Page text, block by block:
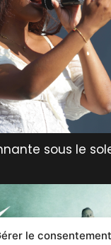
le consentement
sous le